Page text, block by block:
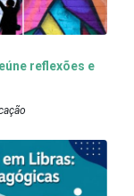
reflexões e